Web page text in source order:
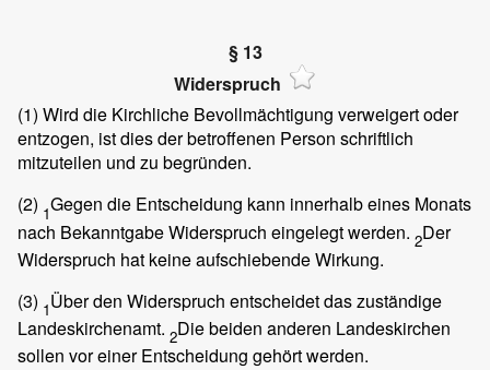
§ 13
Widerspruch
(1) Wird die Kirchliche Bevollmächtigung verweigert oder
entzogen, ist dies der betroffenen Person schriftlich
mitzuteilen und zu begründen.
(2) 1Gegen die Entscheidung kann innerhalb eines Monats
nach Bekanntgabe Widerspruch eingelegt werden. 2Der
Widerspruch hat keine aufschiebende Wirkung.
(3) 1Über den Widerspruch entscheidet das zuständige
Landeskirchenamt. 2Die beiden anderen Landeskirchen
sollen vor einer Entscheidung gehört werden.